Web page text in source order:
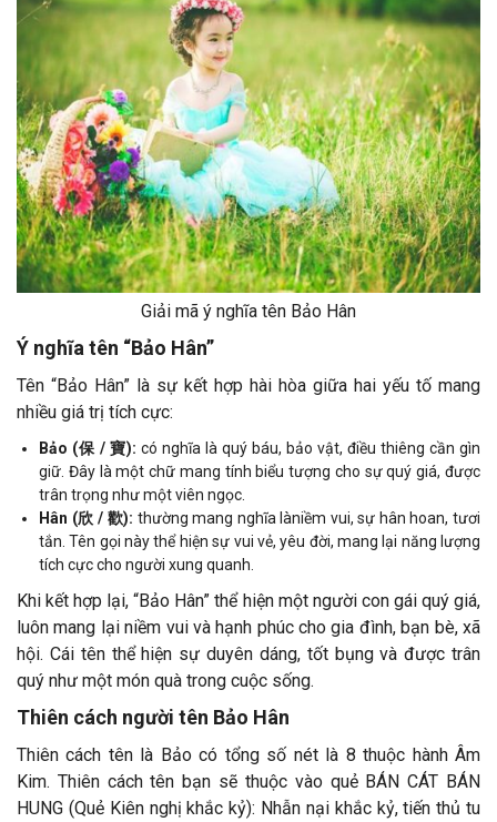
Giải mã ý nghĩa tên Bảo Hân
Ý nghĩa tên “Bảo Hân”
Tên “Bảo Hân” là sự kết hợp hài hòa giữa hai yếu tố mang
nhiều giá trị tích cực:
Bảo (保 / 寶): có nghĩa là quý báu, bảo vật, điều thiêng cần gìn
giữ. Đây là một chữ mang tính biểu tượng cho sự quý giá, được
trân trọng như một viên ngọc.
Hân (欣 / 歡): thường mang nghĩa làniềm vui, sự hân hoan, tươi
tắn. Tên gọi này thể hiện sự vui vẻ, yêu đời, mang lại năng lượng
tích cực cho người xung quanh.
Khi kết hợp lại, “Bảo Hân” thể hiện một người con gái quý giá,
luôn mang lại niềm vui và hạnh phúc cho gia đình, bạn bè, xã
hội. Cái tên thể hiện sự duyên dáng, tốt bụng và được trân
quý như một món quà trong cuộc sống.
Thiên cách người tên Bảo Hân
Thiên cách tên là Bảo có tổng số nét là 8 thuộc hành Âm
Kim. Thiên cách tên bạn sẽ thuộc vào quẻ BÁN CÁT BÁN
HUNG (Quẻ Kiên nghị khắc kỷ): Nhẫn nại khắc kỷ, tiến thủ tu